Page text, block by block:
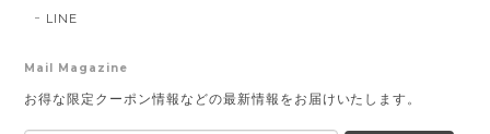
LINE
Mail Magazine
お得な限定クーポン情報などの最新情報をお届けいたします。